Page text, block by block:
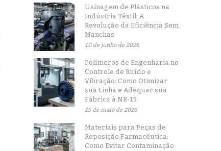
Usinagem de Plásticos na
Indústria Têxtil: A
Revolução da Eficiência Sem
Manchas
10 de junho de 2026
Polímeros de Engenharia no
Controle de Ruído e
Vibração: Como Otimizar
sua Linha e Adequar sua
Fábrica à NR-15
25 de maio de 2026
Materiais para Peças de
Reposição Farmacêutica:
Como Evitar Contaminação